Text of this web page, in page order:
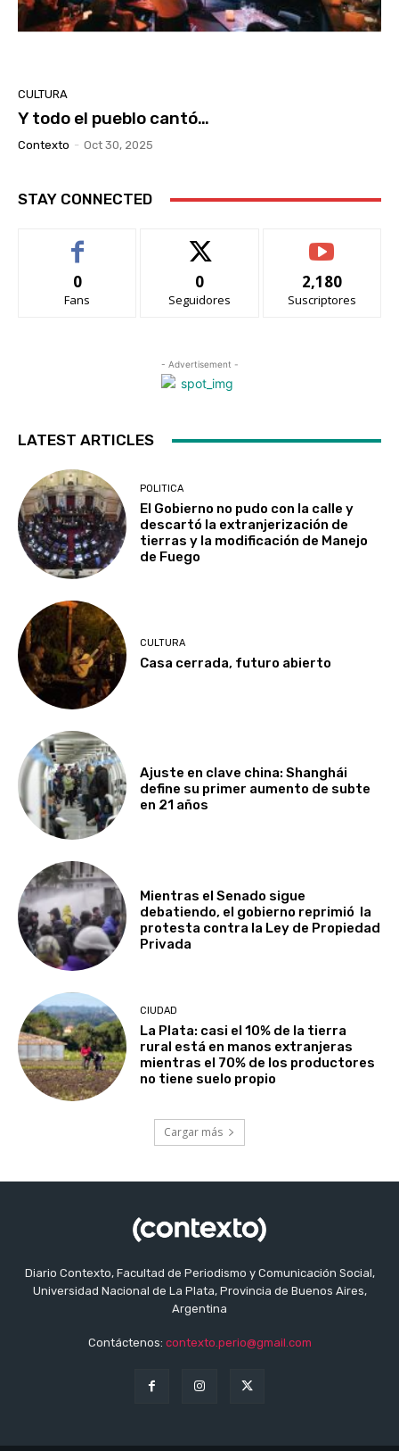
CULTURA
Y todo el pueblo cantó…
Contexto - Oct 30, 2025
STAY CONNECTED
0
Fans
0
Seguidores
2,180
Suscriptores
- Advertisement -
LATEST ARTICLES
POLITICA
El Gobierno no pudo con la calle y
descartó la extranjerización de
tierras y la modificación de Manejo
de Fuego
CULTURA
Casa cerrada, futuro abierto
Ajuste en clave china: Shanghái
define su primer aumento de subte
en 21 años
Mientras el Senado sigue
debatiendo, el gobierno reprimió la
protesta contra la Ley de Propiedad
Privada
CIUDAD
La Plata: casi el 10% de la tierra
rural está en manos extranjeras
mientras el 70% de los productores
no tiene suelo propio
Cargar más
Diario Contexto, Facultad de Periodismo y Comunicación Social,
Universidad Nacional de La Plata, Provincia de Buenos Aires,
Argentina
Contáctenos: contexto.perio@gmail.com